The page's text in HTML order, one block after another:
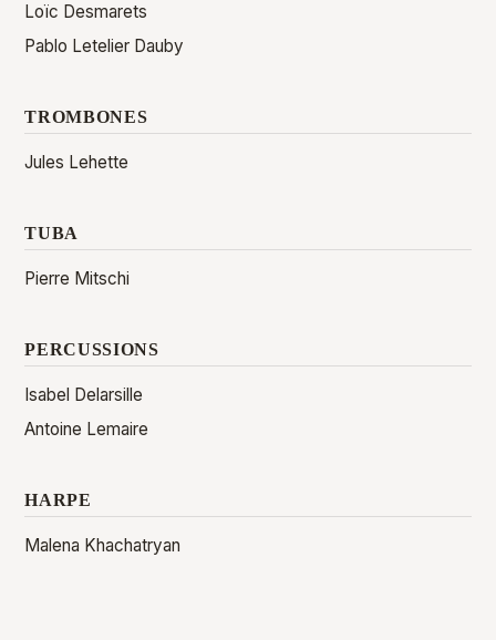
Loïc Desmarets
Pablo Letelier Dauby
TROMBONES
Jules Lehette
TUBA
Pierre Mitschi
PERCUSSIONS
Isabel Delarsille
Antoine Lemaire
HARPE
Malena Khachatryan